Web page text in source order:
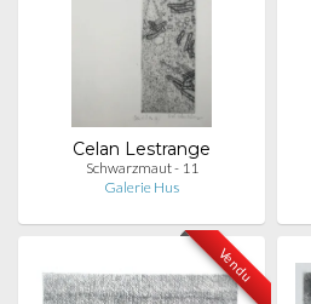
Celan Lestrange
Schwarzmaut - 11
Galerie Hus
Vendu